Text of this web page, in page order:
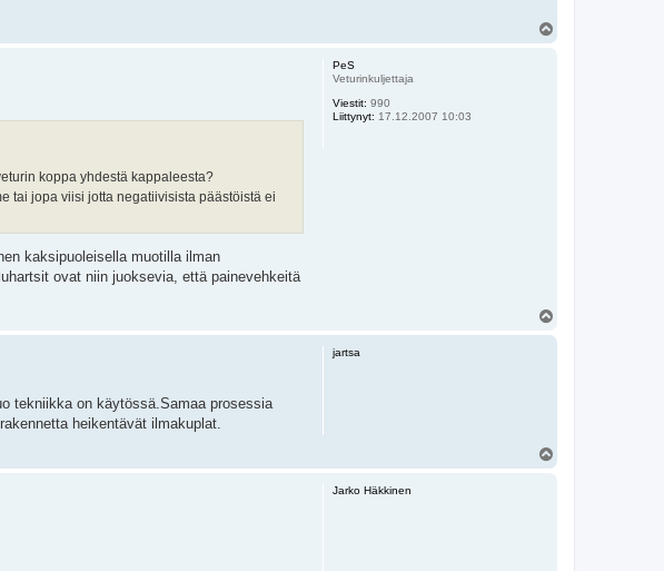
PeS
Veturinkuljettaja
Viestit: 990
Liittynyt: 17.12.2007 10:03
koppa yhdestä kappaleesta?
tai jopa viisi jotta negatiivisista päästöistä ei
kaksipuoleisella muotilla ilman
ovat niin juoksevia, että painevehkeitä
jartsa
tekniikka on käytössä.Samaa prosessia
heikentävät ilmakuplat.
Jarko Häkkinen